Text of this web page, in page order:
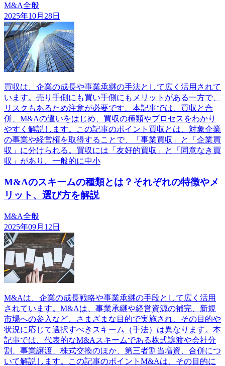
M&A全般
2025年10月28日
買収は、企業の成長や事業承継の手法として広く活用されて
います。売り手側にも買い手側にもメリットがある一方で、
リスクもあるため注意が必要です。本記事では、買収と合
併、M&Aの違いをはじめ、買収の種類やプロセスをわかり
やすく解説します。この記事のポイント買収とは、対象企業
の事業や経営権を取得することで、「事業買収」と「企業買
収」に分けられる。買収には「友好的買収」と「同意なき買
収」があり、一般的に中小
M&Aのスキームの種類とは？それぞれの特徴やメ
リット、選び方を解説
M&A全般
2025年09月12日
M&Aは、企業の成長戦略や事業承継の手段として広く活用
されています。M&Aは、事業承継や経営資源の補完、新規
市場への参入など、さまざまな目的で実施され、その目的や
状況に応じて選択すべきスキーム（手法）は異なります。本
記事では、代表的なM&Aスキームである株式譲渡や会社分
割、事業譲渡、株式交換のほか、第三者割当増資、合併につ
いて解説します。この記事のポイントM&Aは、その目的に